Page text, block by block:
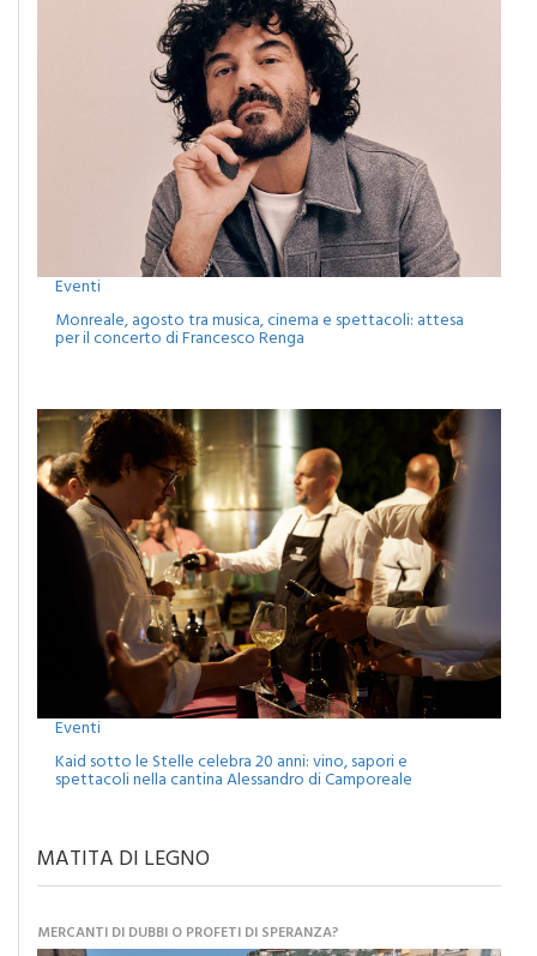
Monreale, agosto tra musica, cinema e spettacoli: attesa
per il concerto di Francesco Renga
Kaid sotto le Stelle celebra 20 anni: vino, sapori e
spettacoli nella cantina Alessandro di Camporeale